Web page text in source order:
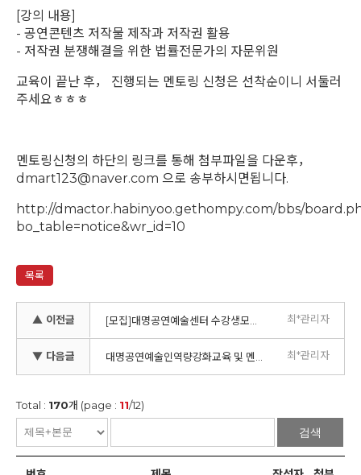
[강의 내용]
- 공연콘텐츠 저작물 제작과 저작권 활용
- 저작권 분쟁해결을 위한 법률전문가의 자문위원
교육이 끝난 후， 진행되는 멘토링 신청은 선착순이니 서둘러
주세요ㅎㅎㅎ
멘토링신청의 하단의 링크를 통해 첨부파일을 다운후，
dmart123@naver.com 으로 송부하시면됩니다.
http://dmactor.habinyoo.gethompy.com/bbs/
bo_table=notice&wr_id=10
목록
▲ 이전글 최*관리자
▼ 다음글 최*관리자
Total : 170개 (page : 11/12)
검색